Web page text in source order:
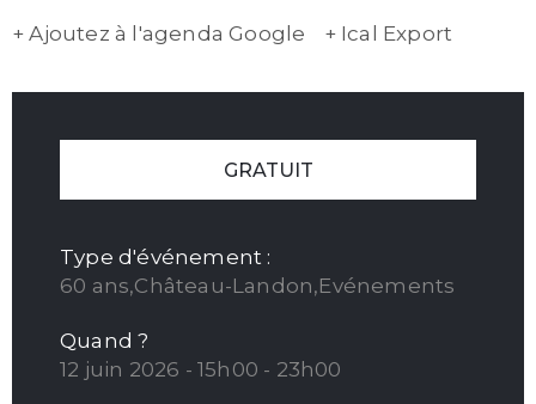
+ Ajoutez à l'agenda Google + Ical Export
GRATUIT
Type d'événement :
60 ans,Château-Landon,Evénements
Quand ?
12 juin 2026 - 15h00 - 23h00